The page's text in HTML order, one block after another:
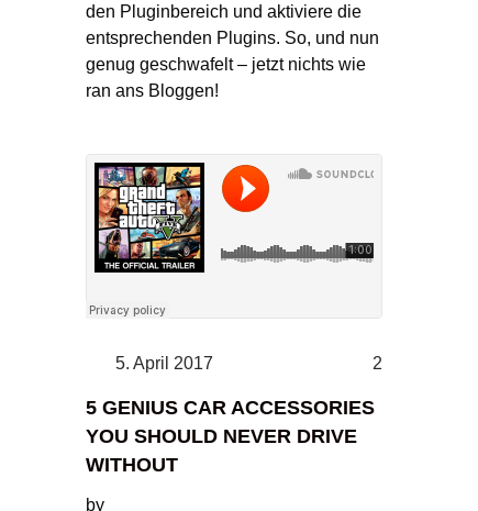
den Pluginbereich und aktiviere die
entsprechenden Plugins. So, und nun
genug geschwafelt – jetzt nichts wie
ran ans Bloggen!
5. April 2017 2
5 GENIUS CAR ACCESSORIES
YOU SHOULD NEVER DRIVE
WITHOUT
by